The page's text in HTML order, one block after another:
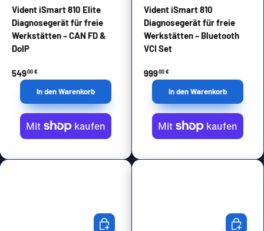
Vident iSmart 810 Elite
Diagnosegerät für freie
Werkstätten – CAN FD &
DoIP
54900 €
In den Warenkorb
Vident iSmart 810
Diagnosegerät für freie
Werkstätten – Bluetooth
VCI Set
99900 €
In den Warenkorb
In den Warenkorb In den